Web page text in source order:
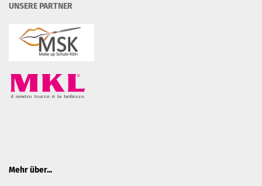
UNSERE PARTNER
Mehr über...